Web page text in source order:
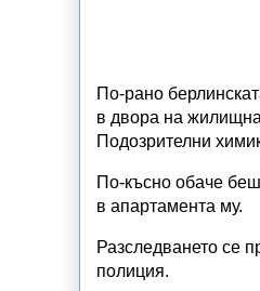
По-рано
в двора на
Подозрителни
По-късно обаче
в апартамента му.
Разследването се
полиция.